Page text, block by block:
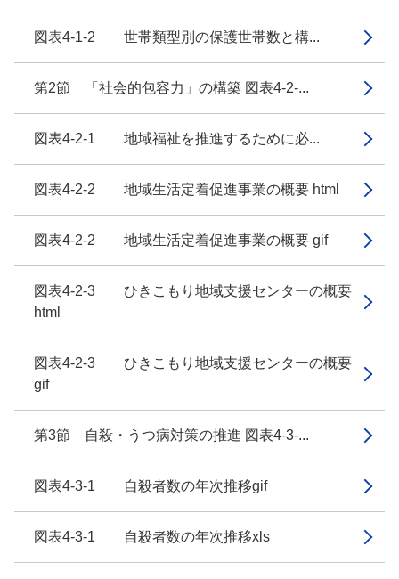
図表4-1-2 世帯類型別の保護世帯数と構...
第2節 「社会的包容力」の構築 図表4-2-...
図表4-2-1 地域福祉を推進するために必...
図表4-2-2 地域生活定着促進事業の概要 html
図表4-2-2 地域生活定着促進事業の概要 gif
図表4-2-3 ひきこもり地域支援センターの概要
html
図表4-2-3 ひきこもり地域支援センターの概要
gif
第3節 自殺・うつ病対策の推進 図表4-3-...
図表4-3-1 自殺者数の年次推移gif
図表4-3-1 自殺者数の年次推移xls